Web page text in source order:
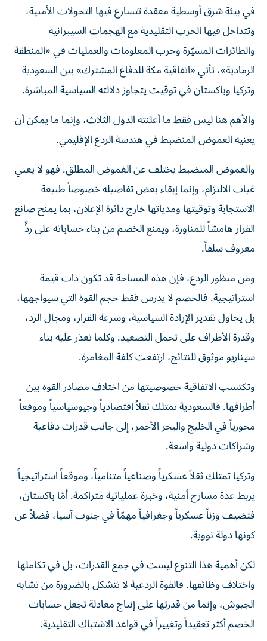
في بيئة شرق أوسطية معقدة تتسارع فيها التحولات الأمنية،
وتتداخل فيها الحرب التقليدية مع الهجمات السيبرانية
والطائرات المسيّرة وحرب المعلومات والعمليات في «المنطقة
الرمادية»، تأتي «اتفاقية مكة للدفاع المشترك» بين السعودية
وتركيا وباكستان في توقيت يتجاوز دلالته السياسية المباشرة.
والأهم هنا ليس فقط ما أعلنته الدول الثلاث، وإنما ما يمكن أن
يعنيه الغموض المنضبط في هندسة الردع الإقليمي.
والغموض المنضبط يختلف عن الغموض المطلق. فهو لا يعني
غياب الالتزام، وإنما إبقاء بعض تفاصيله خصوصاً طبيعة
الاستجابة وتوقيتها ومدياتها خارج دائرة الإعلان، بما يمنح صانع
القرار هامشاً للمناورة، ويمنع الخصم من بناء حساباته على ردٍّ
معروف سلفاً.
ومن منظور الردع، فإن هذه المساحة قد تكون ذات قيمة
استراتيجية. فالخصم لا يدرس فقط حجم القوة التي سيواجهها،
بل يحاول تقدير الإرادة السياسية، وسرعة القرار، ومجال الرد،
وقدرة الأطراف على تحمل التصعيد. وكلما تعذر عليه بناء
سيناريو موثوق للنتائج، ارتفعت كلفة المغامرة.
وتكتسب الاتفاقية خصوصيتها من اختلاف مصادر القوة بين
أطرافها. فالسعودية تمتلك ثقلاً اقتصادياً وجيوسياسياً وموقعاً
محورياً في الخليج والبحر الأحمر، إلى جانب قدرات دفاعية
وشراكات دولية واسعة.
وتركيا تمتلك ثقلاً عسكرياً وصناعياً متنامياً، وموقعاً استراتيجياً
يربط عدة مسارح أمنية، وخبرة عملياتية متراكمة. أمّا باكستان،
فتضيف وزناً عسكرياً وجغرافياً مهمّاً في جنوب آسيا، فضلاً عن
كونها دولة نووية.
لكن أهمية هذا التنوع ليست في جمع القدرات، بل في تكاملها
واختلاف وظائفها. فالقوة الردعية لا تتشكل بالضرورة من تشابه
الجيوش، وإنما من قدرتها على إنتاج معادلة تجعل حسابات
الخصم أكثر تعقيداً وتغييراً في قواعد الاشتباك التقليدية.